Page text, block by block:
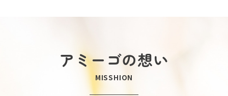
アミーゴの想い
MISSHION